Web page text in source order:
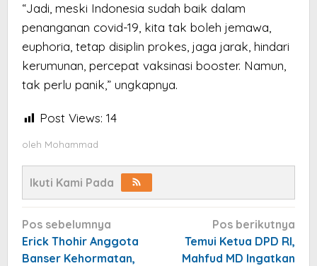
“Jadi, meski Indonesia sudah baik dalam
penanganan covid-19, kita tak boleh jemawa,
euphoria, tetap disiplin prokes, jaga jarak, hindari
kerumunan, percepat vaksinasi booster. Namun,
tak perlu panik,” ungkapnya.
Post Views: 14
oleh Mohammad
Ikuti Kami Pada
Navigasi
pos
Pos sebelumnya
Erick Thohir Anggota
Banser Kehormatan,
Pos berikutnya
Temui Ketua DPD RI,
Mahfud MD Ingatkan